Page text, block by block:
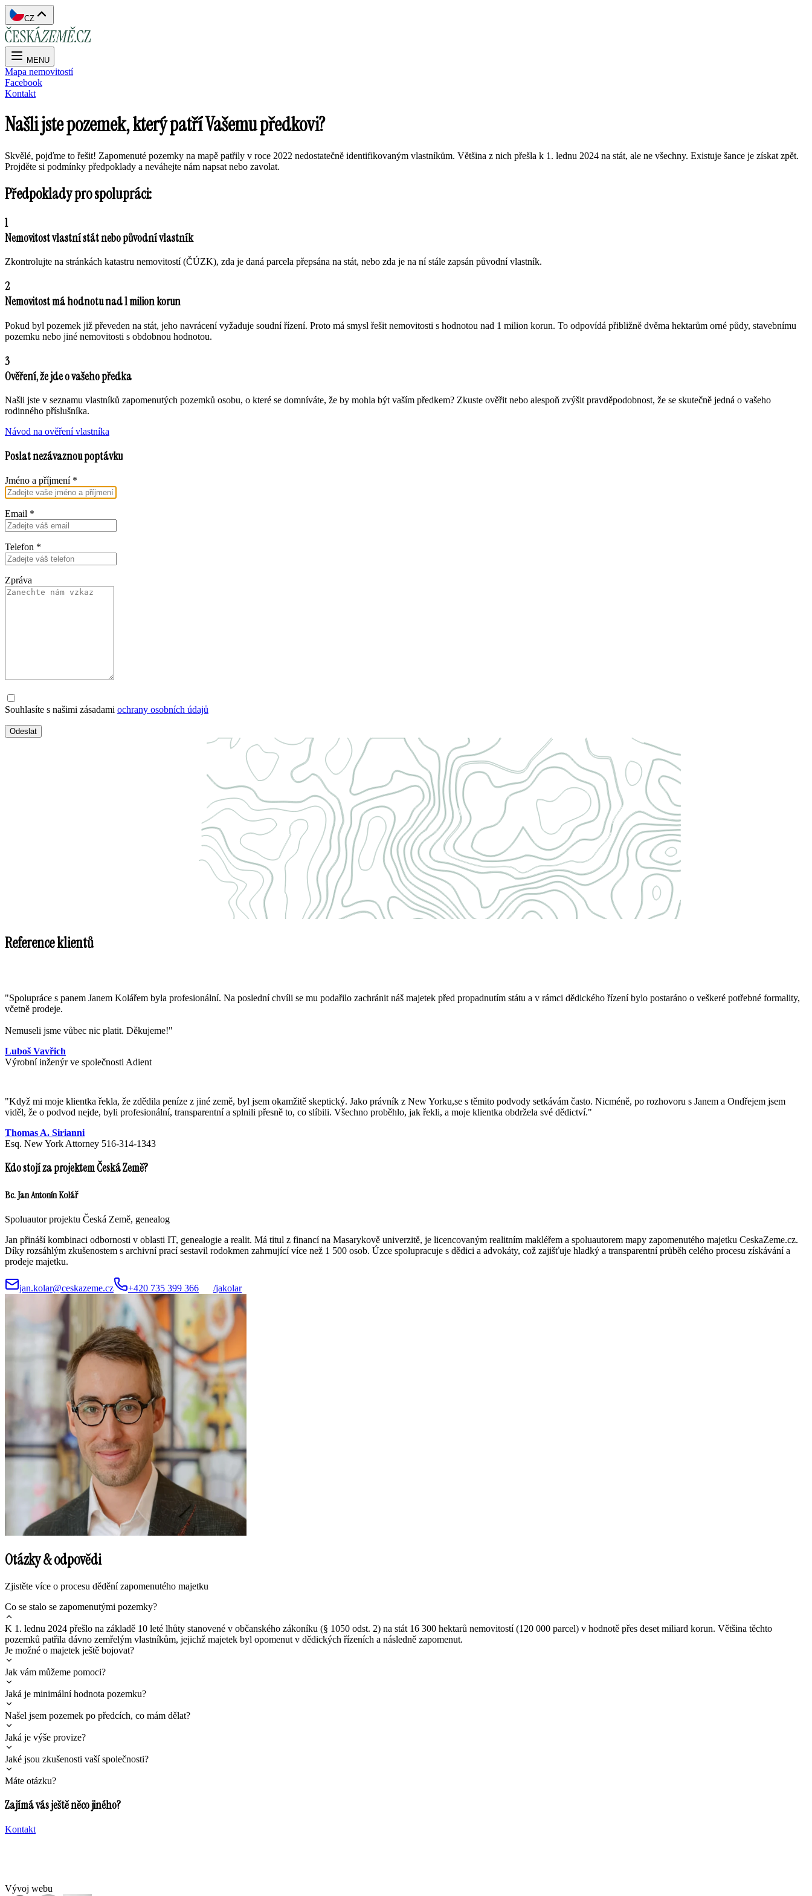
CZ
MENU
Mapa nemovitostí
Facebook
Kontakt
Našli jste pozemek, který patří Vašemu předkovi?
Skvělé, pojďme to řešit! Zapomenuté pozemky na mapě patřily v roce 2022 nedostatečně identifikovaným vlastníkům. Většina z nich přešla k 1. lednu 2024 na stát, ale ne všechny. Existuje šance je získat zpět.
Projděte si podmínky předpoklady a neváhejte nám napsat nebo zavolat.
Předpoklady pro spolupráci:
1
Nemovitost vlastní stát nebo původní vlastník
Zkontrolujte na stránkách katastru nemovitostí (ČÚZK), zda je daná parcela přepsána na stát, nebo zda je na ní stále zapsán původní vlastník.
2
Nemovitost má hodnotu nad 1 milion korun
Pokud byl pozemek již převeden na stát, jeho navrácení vyžaduje soudní řízení. Proto má smysl řešit nemovitosti s hodnotou nad 1 milion korun. To odpovídá přibližně dvěma hektarům orné půdy, stavebnímu
pozemku nebo jiné nemovitosti s obdobnou hodnotou.
3
Ověření, že jde o vašeho předka
Našli jste v seznamu vlastníků zapomenutých pozemků osobu, o které se domníváte, že by mohla být vaším předkem? Zkuste ověřit nebo alespoň zvýšit pravděpodobnost, že se skutečně jedná o vašeho
rodinného příslušníka.
Návod na ověření vlastníka
Poslat nezávaznou poptávku
Jméno a příjmení *
Email *
Telefon *
Zpráva
Souhlasíte s našimi zásadami ochrany osobních údajů
Odeslat
Reference klientů
"Spolupráce s panem Janem Kolářem byla profesionální. Na poslední chvíli se mu podařilo zachránit náš majetek před propadnutím státu a v rámci dědického řízení bylo postaráno o veškeré potřebné formality,
včetně prodeje.
Nemuseli jsme vůbec nic platit. Děkujeme!"
Luboš Vavřich
Výrobní inženýr ve společnosti Adient
"Když mi moje klientka řekla, že zdědila peníze z jiné země, byl jsem okamžitě skeptický. Jako právník z New Yorku,se s těmito podvody setkávám často. Nicméně, po rozhovoru s Janem a Ondřejem jsem
viděl, že o podvod nejde, byli profesionální, transparentní a splnili přesně to, co slíbili. Všechno proběhlo, jak řekli, a moje klientka obdržela své dědictví."
Thomas A. Sirianni
Esq. New York Attorney 516-314-1343
Kdo stojí za projektem Česká Země?
Bc. Jan Antonín Kolář
Spoluautor projektu Česká Země, genealog
Jan přináší kombinaci odbornosti v oblasti IT, genealogie a realit. Má titul z financí na Masarykově univerzitě, je licencovaným realitním makléřem a spoluautorem mapy zapomenutého majetku CeskaZeme.cz.
Díky rozsáhlým zkušenostem s archivní prací sestavil rodokmen zahrnující více než 1 500 osob. Úzce spolupracuje s dědici a advokáty, což zajišťuje hladký a transparentní průběh celého procesu získávání a
prodeje majetku.
jan.kolar@ceskazeme.cz +420 735 399 366 /jakolar
Otázky & odpovědi
Zjistěte více o procesu dědění zapomenutého majetku
Co se stalo se zapomenutými pozemky?
K 1. lednu 2024 přešlo na základě 10 leté lhůty stanovené v občanského zákoníku (§ 1050 odst. 2) na stát 16 300 hektarů nemovitostí (120 000 parcel) v hodnotě přes deset miliard korun. Většina těchto
pozemků patřila dávno zemřelým vlastníkům, jejichž majetek byl opomenut v dědických řízeních a následně zapomenut.
Je možné o majetek ještě bojovat?
Jak vám můžeme pomoci?
Jaká je minimální hodnota pozemku?
Našel jsem pozemek po předcích, co mám dělat?
Jaká je výše provize?
Jaké jsou zkušenosti vaší společnosti?
Máte otázku?
Zajímá vás ještě něco jiného?
Kontakt
Vývoj webu